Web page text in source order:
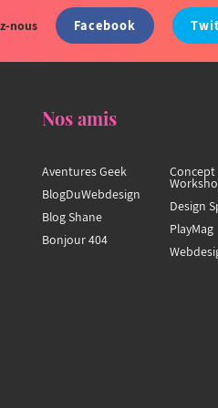
nous Facebook
Nos amis
Aventures Geek
BlogDuWebdesign
Blog Shane
Bonjour 404
Concept
Design
PlayMag